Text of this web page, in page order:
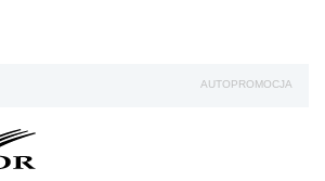
AUTOPROMOCJA